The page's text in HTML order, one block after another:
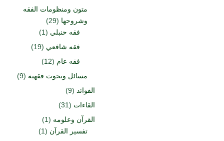
متون ومنظومات الفقه
وشروحها (29)
فقه حنبلي (1)
فقه شافعي (19)
فقه عام (12)
مسائل وبحوث فقهية (9)
الفوائد (9)
القاءات (31)
القرآن وعلومه (1)
تفسير القرآن (1)